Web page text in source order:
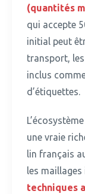
(quantités
qui accepte
initial peut
transport,
inclus
d’étiquettes.
une vraie
lin français
les maillages
techniques